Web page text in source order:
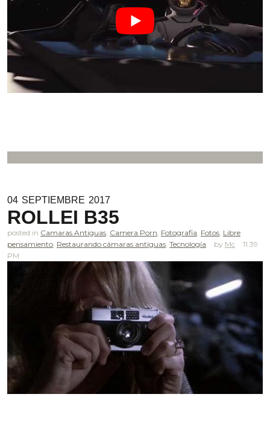
04 SEPTIEMBRE 2017
ROLLEI B35
posted in Camaras Antiguas, Camera Porn, Fotografia, Fotos, Libre
pensamiento, Restaurando cámaras antiguas, Tecnología Mc
11.39
PM